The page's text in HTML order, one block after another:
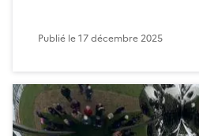
Publié le17 décembre 2025